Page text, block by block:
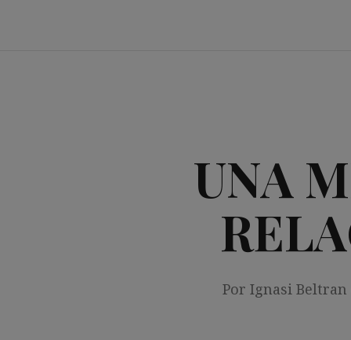
UNA
Por Ignasi Beltran